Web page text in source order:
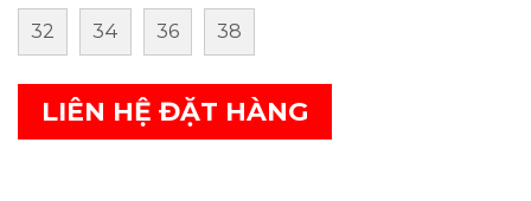
32 34 36 38
LIÊN HỆ ĐẶT HÀNG